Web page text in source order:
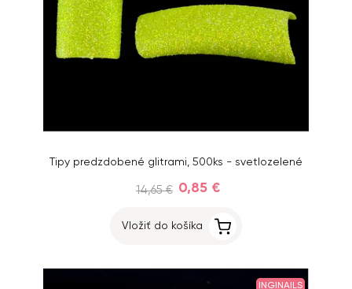
Tipy predzdobené glitrami, 500ks - svetlozelené
14,65 € 0,85 €
Vložiť do košíka
INGINAILS